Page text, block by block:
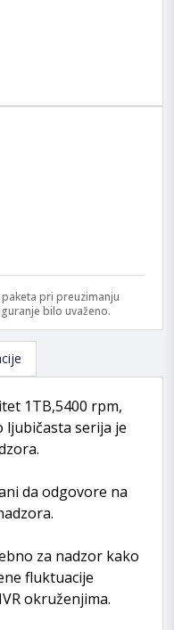
pri preuzimanju
bilo uvaženo.
1TB,5400 rpm,
ljubičasta serija je
da odgovore na
za nadzor kako
fluktuacije
okruženjima.